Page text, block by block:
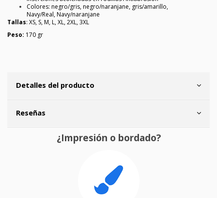
Colores: negro/gris, negro/naranjane, gris/amarillo,
Navy/Real, Navy/naranjane
Tallas: XS, S, M, L, XL, 2XL, 3XL
Peso: 170 gr
Detalles del producto
Reseñas
¿Impresión o bordado?